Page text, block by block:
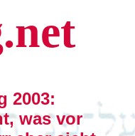
2003:
was vor